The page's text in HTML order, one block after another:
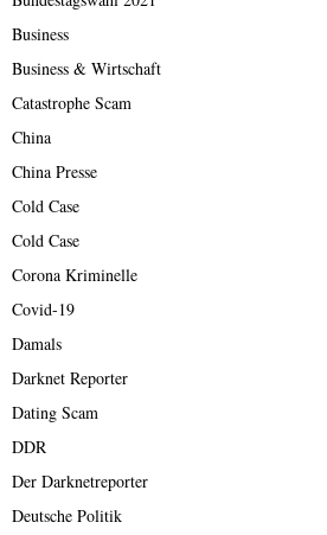
Business
Business & Wirtschaft
Catastrophe Scam
China
China Presse
Cold Case
Cold Case
Corona Kriminelle
Covid-19
Damals
Darknet Reporter
Dating Scam
DDR
Der Darknetreporter
Deutsche Politik